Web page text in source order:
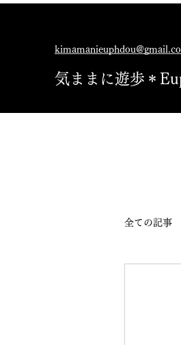
気ままに遊歩＊
全ての記事